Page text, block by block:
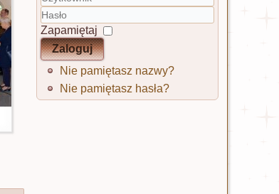
Użytkownik
Hasło
Zapamiętaj
Zaloguj
Nie pamiętasz nazwy?
Nie pamiętasz hasła?